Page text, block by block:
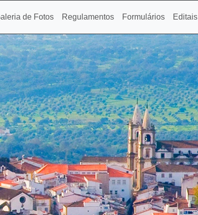
de Fotos Regulamentos Formulários Editais